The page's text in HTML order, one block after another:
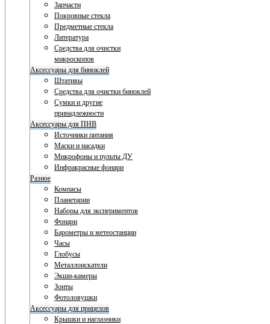
Запчасти
Покровные стекла
Предметные стекла
Литература
Средства для очистки
микроскопов
Аксессуары для биноклей
Штативы
Средства для очистки биноклей
Сумки и другие
принадлежности
Аксессуары для ПНВ
Источники питания
Маски и насадки
Микрофоны и пульты ДУ
Инфракрасные фонари
Разное
Компасы
Планетарии
Наборы для экспериментов
Фонари
Барометры и метеостанции
Часы
Глобусы
Металлоискатели
Экшн-камеры
Зонты
Фотоловушки
Аксессуары для прицелов
Крышки и наглазники